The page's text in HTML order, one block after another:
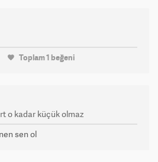
Toplam1 beğeni
o kadar küçük olmaz
sen ol